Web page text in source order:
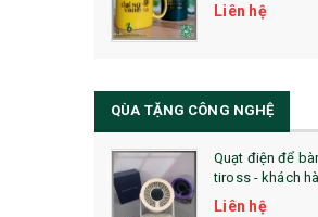
31. TÚI VẢI KHÔNG DỆT
33. MŨ LƯỠI TRAI
36. QUẠT NHỰA QUẢNG CÁO
Liên hệ
QÙA TẶNG CÔNG NGHỆ
Quạt điện để
tiross - khách
Liên hệ